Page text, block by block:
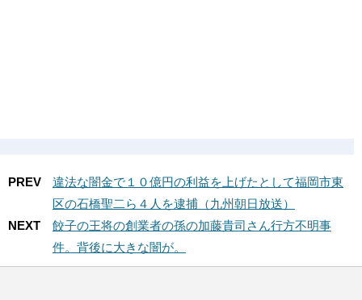
PREV
違法な闇金で１０億円の利益を上げたとして福岡市東
区の石橋聖二ら４人を逮捕（九州朝日放送）
NEXT
餃子の王将の創業者の孫の加藤貴司さん行方不明事
件。背後に大きな闇が。